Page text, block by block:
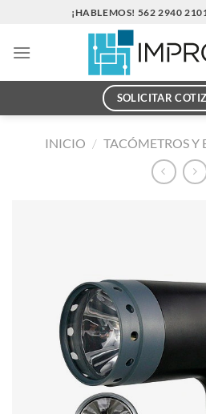
contenido
¡HABLEMOS! 562 2940
SOLICITAR
INICIO / TACÓMETROS Y